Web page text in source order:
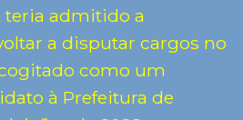
teria admitido a
a disputar cargos no
como um
à Prefeitura de